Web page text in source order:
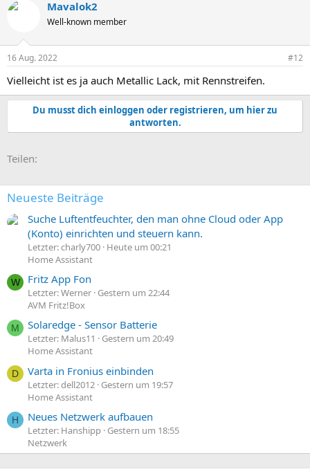
k
e
:
Mavalok2
Well-known member
16 Aug. 2022 #12
Vielleicht ist es ja auch Metallic Lack, mit Rennstreifen.
Du musst dich einloggen oder registrieren, um hier zu
antworten.
Teilen:
Neueste Beiträge
Suche Luftentfeuchter, den man ohne Cloud oder App
(Konto) einrichten und steuern kann.
Letzter: charly700 Heute um 00:21
Home Assistant
W Fritz App Fon
Letzter: Werner Gestern um 22:44
AVM Fritz!Box
M Solaredge - Sensor Batterie
Letzter: Malus11
Gestern um 20:49
Home Assistant
D Varta in Fronius einbinden
Letzter: dell2012 Gestern um 19:57
Home Assistant
H Neues Netzwerk aufbauen
Letzter: Hanshipp Gestern um 18:55
Netzwerk